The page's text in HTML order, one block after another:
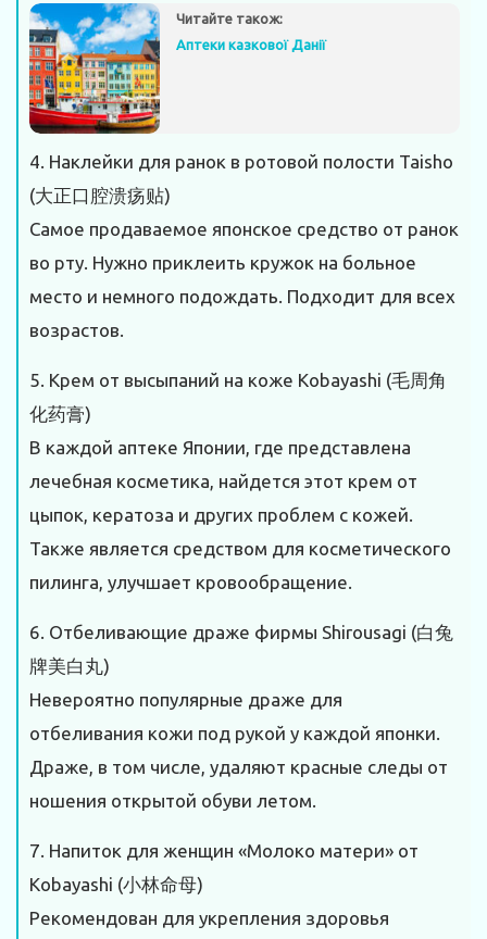
Читайте також:
Аптеки казкової Данії
4. Наклейки для ранок в ротовой полости Taisho
(大正口腔溃疡贴)
Самое продаваемое японское средство от ранок
во рту. Нужно приклеить кружок на больное
место и немного подождать. Подходит для всех
возрастов.
5. Крем от высыпаний на коже Kobayashi (毛周角
化药膏)
В каждой аптеке Японии, где представлена
лечебная косметика, найдется этот крем от
цыпок, кератоза и других проблем с кожей.
Также является средством для косметического
пилинга, улучшает кровообращение.
6. Отбеливающие драже фирмы Shirousagi (白兔
牌美白丸)
Невероятно популярные драже для
отбеливания кожи под рукой у каждой японки.
Драже, в том числе, удаляют красные следы от
ношения открытой обуви летом.
7. Напиток для женщин «Молоко матери» от
Kobayashi (小林命母)
Рекомендован для укрепления здоровья